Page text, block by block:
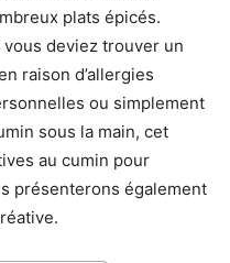
plats épicés.
deviez trouver un
raison d’allergies
ou simplement
sous la main, cet
au cumin pour
présenterons également